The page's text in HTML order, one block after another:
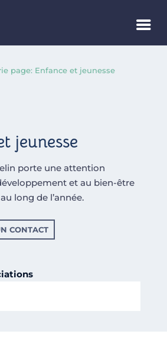
page: Enfance et jeunesse
jeunesse
porte une attention
et au bien-être
long de l’année.
CONTACT